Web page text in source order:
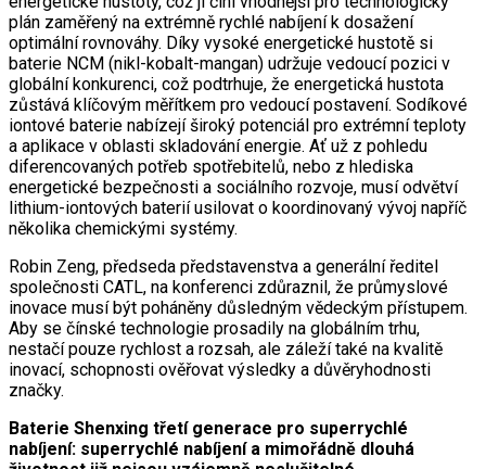
plán zaměřený na extrémně rychlé nabíjení k dosažení
optimální rovnováhy. Díky vysoké energetické hustotě si
baterie NCM (nikl-kobalt-mangan) udržuje vedoucí pozici v
globální konkurenci, což podtrhuje, že energetická hustota
zůstává klíčovým měřítkem pro vedoucí postavení. Sodíkové
iontové baterie nabízejí široký potenciál pro extrémní teploty
a aplikace v oblasti skladování energie. Ať už z pohledu
diferencovaných potřeb spotřebitelů, nebo z hlediska
energetické bezpečnosti a sociálního rozvoje, musí odvětví
lithium-iontových baterií usilovat o koordinovaný vývoj napříč
několika chemickými systémy.
Robin Zeng, předseda představenstva a generální ředitel
společnosti CATL, na konferenci zdůraznil, že průmyslové
inovace musí být poháněny důsledným vědeckým přístupem.
Aby se čínské technologie prosadily na globálním trhu,
nestačí pouze rychlost a rozsah, ale záleží také na kvalitě
inovací, schopnosti ověřovat výsledky a důvěryhodnosti
značky.
Baterie Shenxing třetí generace pro superrychlé
nabíjení: superrychlé nabíjení a mimořádně dlouhá